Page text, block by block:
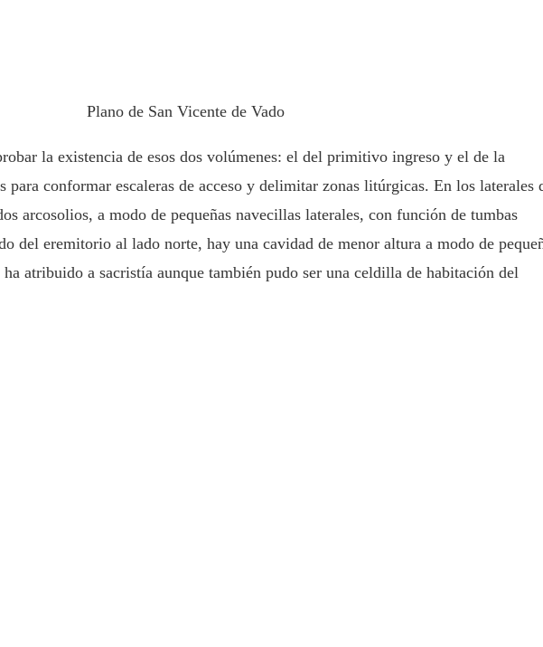
Plano de San Vicente de Vado
la existencia de esos dos volúmenes: el del primitivo ingreso y el de la
para conformar escaleras de acceso y delimitar zonas litúrgicas. En los laterales
arcosolios, a modo de pequeñas navecillas laterales, con función de tumbas
del eremitorio al lado norte, hay una cavidad de menor altura a modo de
atribuido a sacristía aunque también pudo ser una celdilla de habitación del